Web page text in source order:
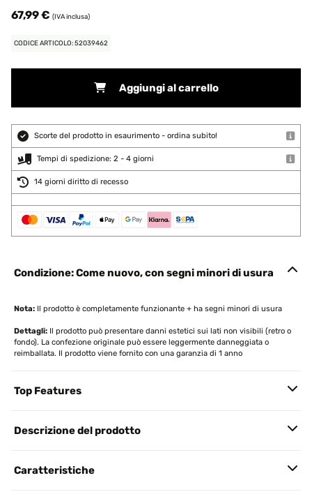
67,99 € (IVA inclusa)
CODICE ARTICOLO: 52039462
Aggiungi al carrello
Scorte del prodotto in esaurimento - ordina subito!
Tempi di spedizione: 2 - 4 giorni
14 giorni diritto di recesso
Condizione: Come nuovo, con segni minori di usura
Nota: Il prodotto è completamente funzionante + ha segni minori di usura
Dettagli: Il prodotto può presentare danni estetici sui lati non visibili (retro o
fondo). La confezione originale può essere leggermente danneggiata o
reimballata. Il prodotto viene fornito con una garanzia di 1 anno
Top Features
Descrizione del prodotto
Caratteristiche